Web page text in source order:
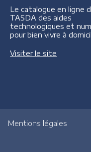
Le catalogue en ligne
TASDA des aides
technologiques et
pour bien vivre à
Visiter le site
Mentions légales